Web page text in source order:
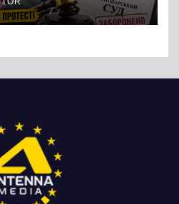
ТОВ «Омега